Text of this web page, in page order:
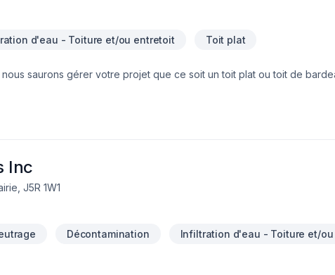
d'eau - Toiture et/ou entretoit Toit plat
saurons gérer votre projet que ce soit un toit plat ou toit de
Inc
J5R 1W1
Décontamination Infiltration d'eau - Toiture et/